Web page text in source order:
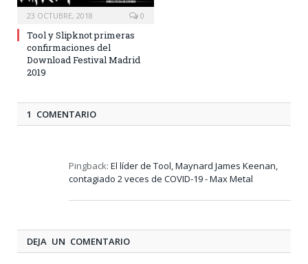
23 OCTUBRE, 2018 0
Tool y Slipknot primeras
confirmaciones del
Download Festival Madrid
2019
1 COMENTARIO
Pingback: El líder de Tool, Maynard James Keenan,
contagiado 2 veces de COVID-19 - Max Metal
DEJA UN COMENTARIO